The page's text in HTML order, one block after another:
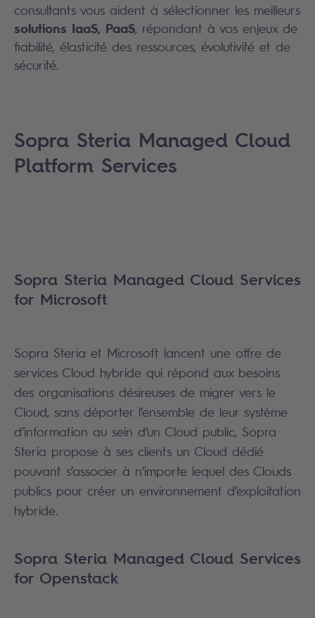
consultants vous aident à sélectionner les meilleurs
solutions IaaS, PaaS, répondant à vos enjeux de
fiabilité, élasticité des ressources, évolutivité et de
sécurité.
Sopra Steria Managed Cloud
Platform Services
Sopra Steria Managed Cloud Services
for Microsoft
Sopra Steria et Microsoft lancent une offre de
services Cloud hybride qui répond aux besoins
des organisations désireuses de migrer vers le
Cloud, sans déporter l’ensemble de leur système
d’information au sein d’un Cloud public, Sopra
Steria propose à ses clients un Cloud dédié
pouvant s’associer à n’importe lequel des Clouds
publics pour créer un environnement d’exploitation
hybride.
Sopra Steria Managed Cloud Services
for Openstack